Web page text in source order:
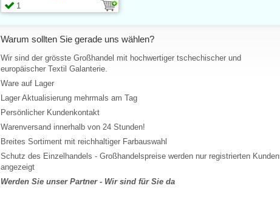
1
Warum sollten Sie gerade uns wählen?
Wir sind der grösste Großhandel mit hochwertiger tschechischer und
europäischer Textil Galanterie.
Ware auf Lager
Lager Aktualisierung mehrmals am Tag
Persönlicher Kundenkontakt
Warenversand innerhalb von 24 Stunden!
Breites Sortiment mit reichhaltiger Farbauswahl
Schutz des Einzelhandels - Großhandelspreise werden nur registrierten Kunden
angezeigt
Werden Sie unser Partner - Wir sind für Sie da